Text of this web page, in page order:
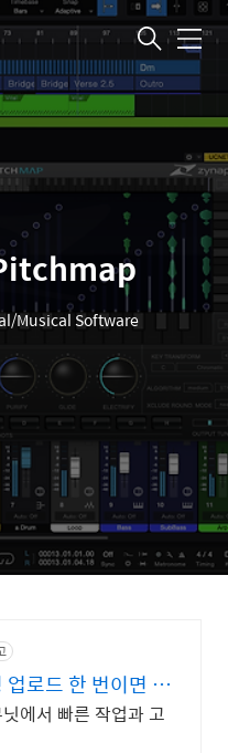
메
뉴
Musical Software
로드 한 번이면 완
에서 빠른 작업과 고